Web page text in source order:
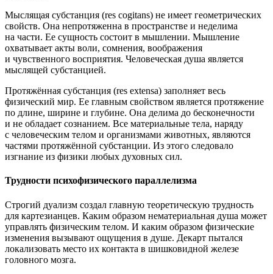
Мыслящая субстанция (res cogitans) не имеет геометрических
свойств. Она непротяженна в пространстве и неделима
на части. Ее сущность состоит в мышлении. Мышление
охватывает акты воли, сомнения, воображения
и чувственного восприятия. Человеческая душа является
мыслящей субстанцией.
Протяжённая субстанция (res extensa) заполняет весь
физический мир. Ее главным свойством является протяжение
по длине, ширине и глубине. Она делима до бесконечности
и не обладает сознанием. Все материальные тела, наряду
с человеческим телом и организмами животных, являются
частями протяжённой субстанции. Из этого следовало
изгнание из физики любых духовных сил.
Трудности психофизического параллелизма
Строгий дуализм создал главную теоретическую трудность
для картезианцев. Каким образом нематериальная душа может
управлять физическим телом. И каким образом физические
изменения вызывают ощущения в душе. Декарт пытался
локализовать место их контакта в шишковидной железе
головного мозга.